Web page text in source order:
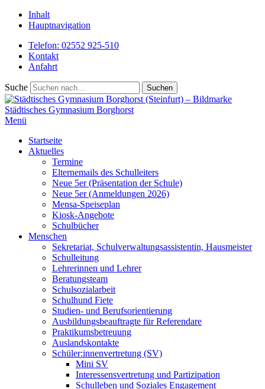
Inhalt
Hauptnavigation
Telefon: 02552 925-510
Kontakt
Anfahrt
Suche
Städtisches Gymnasium Borghorst
Menü
Startseite
Aktuelles
Termine
Elternemails des Schulleiters
Neue 5er (Präsentation der Schule)
Neue 5er (Anmeldungen 2026)
Mensa-Speiseplan
Kiosk-Angebote
Schulbücher
Menschen
Sekretariat, Schulverwaltungsassistentin, Hausmeister
Schulleitung
Lehrerinnen und Lehrer
Beratungsteam
Schulsozialarbeit
Schulhund Fiete
Studien- und Berufsorientierung
Ausbildungsbeauftragte für Referendare
Praktikumsbetreuung
Auslandskontakte
Schüler:innenvertretung (SV)
Mini SV
Interessensvertretung und Partizipation
Schulleben und Soziales Engagement